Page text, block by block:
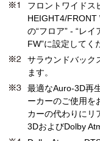
フロントワイドス
HEIGHT4/FRONT
の“フロア” - “レイ
FW”に設定してく
サラウンドバック
ます。
最適なAuro-3D再
ーカーのご使用を
カーの代わりにリ
3DおよびDolby